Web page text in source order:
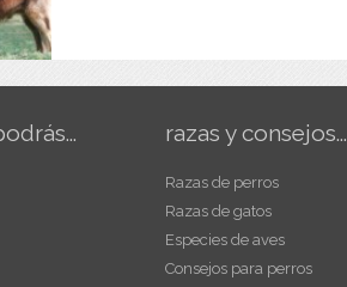
razas y consejos...
Razas de perros
Razas de gatos
Especies de aves
Consejos para perros